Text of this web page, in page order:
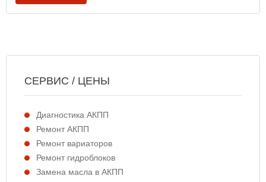
СЕРВИС / ЦЕНЫ
Диагностика АКПП
Ремонт АКПП
Ремонт вариаторов
Ремонт гидроблоков
Замена масла в АКПП